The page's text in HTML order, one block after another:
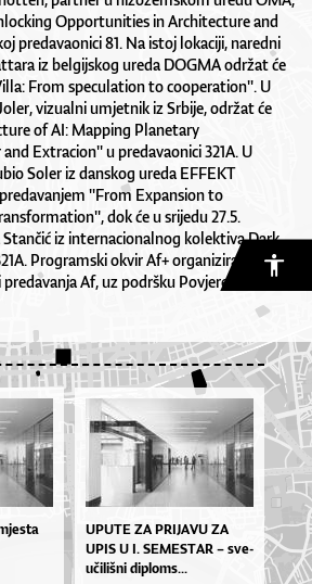
Opportunities in Architecture and
predavaonici 81. Na istoj lokaciji, naredni
iz belgijskog ureda DOGMA održat će
From speculation to cooperation''. U
vizualni umjetnik iz Srbije, održat će
of AI: Mapping Planetary
Extracion'' u predavaonici 321A. U
Soler iz danskog ureda EFFEKT
''From Expansion to
dok će u srijedu 27.5.
iz internacionalnog kolektiva Dark
Programski okvir Af+ organizira
Af, uz podršku Povjerenstva za
UPU­TE ZA PRI­JA­VU ZA
UPIS U I. SE­MES­TAR – sve­
u­či­liš­ni di­plo­ms...